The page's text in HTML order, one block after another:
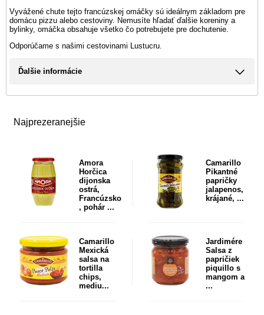
Najprezeranejšie
Amora
Horčica
dijonska
ostrá,
Francúzsko
, pohár ...
Camarillo
Pikantné
papričky
jalapenos,
krájané, ...
Camarillo
Mexická
salsa na
tortilla
chips,
mediu...
Jardimére
Salsa z
papričiek
piquillo s
mangom a
...
Vyvážené chute tejto francúzskej omáčky sú ideálnym základom pre
domácu pizzu alebo cestoviny. Nemusíte hľadať ďalšie koreniny a
bylinky, omáčka obsahuje všetko čo potrebujete pre dochutenie.
Odporúčame s našimi cestovinami Lustucru.
Ďalšie informácie